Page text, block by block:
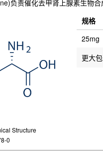
负责催化去甲肾上腺素生物
Structure
0
规格
25mg
更大